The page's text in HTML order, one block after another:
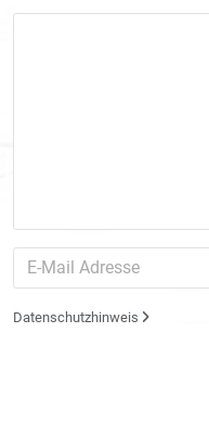
Datenschutzhinweis